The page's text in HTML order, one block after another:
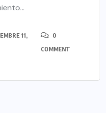
11,
0
COMMENT